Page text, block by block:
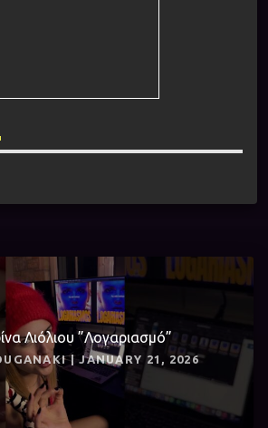
Λιόλιου ”Λογαριασμό”
| JANUARY 21, 2026